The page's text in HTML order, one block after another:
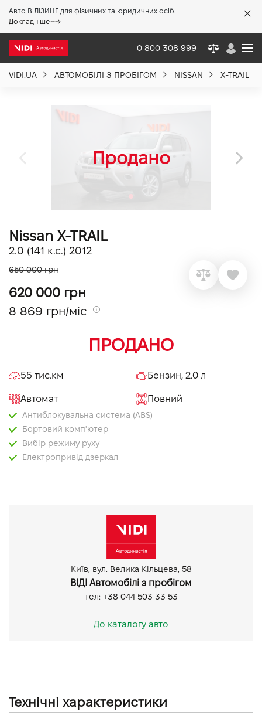
Авто В ЛІЗИНГ для фізичних та юридичних осіб.
Докладніше
0 800 308 999
VIDI.UA АВТОМОБІЛІ З ПРОБІГОМ NISSAN X-TRAIL
Nissan X-TRAIL
2.0 (141 к.с.) 2012
650 000 грн
620 000 грн
8 869 грн/міс
ПРОДАНО
55 тис.км Бензин, 2.0 л
Автомат Повний
Антиблокувальна система (ABS)
Бортовий комп'ютер
Вибір режиму руху
Електропривід дзеркал
Київ, вул. Велика Кільцева, 58
ВІДІ Автомобілі з пробігом
тел: +38 044 503 33 53
До каталогу авто
Технічні характеристики
Акції %
Вакансії
VIDI Кар'єра
Контакти
Підпишись на наш канал та слідкуй за